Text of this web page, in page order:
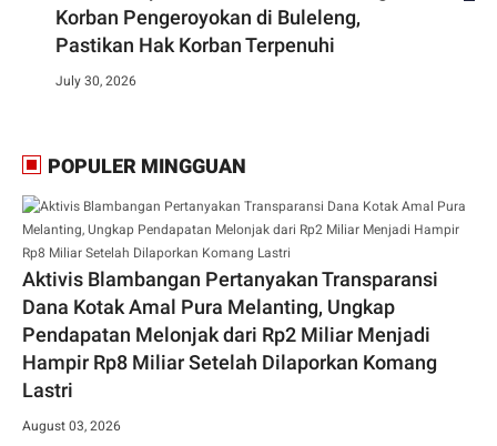
Korban Pengeroyokan di Buleleng,
Pastikan Hak Korban Terpenuhi
July 30, 2026
POPULER MINGGUAN
Aktivis Blambangan Pertanyakan Transparansi
Dana Kotak Amal Pura Melanting, Ungkap
Pendapatan Melonjak dari Rp2 Miliar Menjadi
Hampir Rp8 Miliar Setelah Dilaporkan Komang
Lastri
August 03, 2026